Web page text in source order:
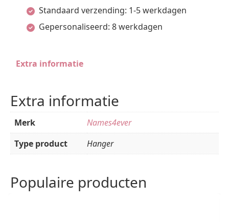
zilver
aantal
Standaard verzending: 1-5 werkdagen
Gepersonaliseerd: 8 werkdagen
Extra informatie
Extra informatie
Merk
Names4ever
Type product
Hanger
Populaire producten